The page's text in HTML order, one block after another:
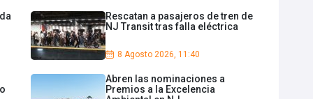
Rescatan a pasajeros de tren de
NJ Transit tras falla eléctrica
8 Agosto 2026, 11:40
Abren las nominaciones a
Premios a la Excelencia